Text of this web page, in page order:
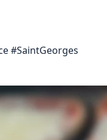
#SaintGeorges